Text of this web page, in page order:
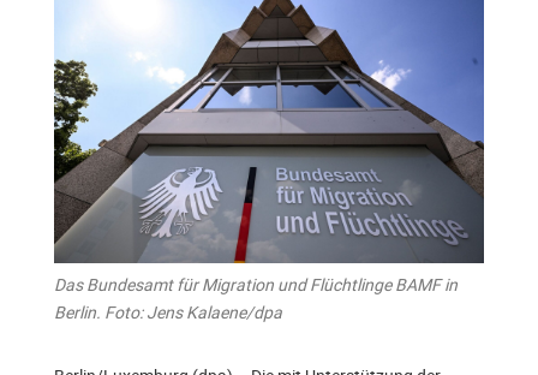
Das Bundesamt für Migration und Flüchtlinge BAMF in
Berlin. Foto: Jens Kalaene/dpa